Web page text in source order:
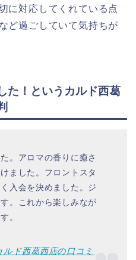
に対応してくれている点
ど過ごしていて気持ちが
た！というカルド西葛
。アロマの香りに癒さ
ました。フロントスタ
入会を決めました。ジ
。これから楽しみなが
。
ド西葛西店の口コミ